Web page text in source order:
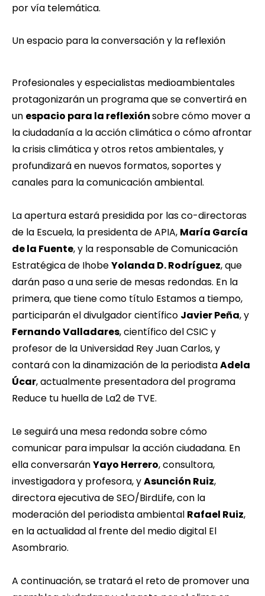
por vía telemática.
Un espacio para la conversación y la reflexión
Profesionales y especialistas medioambientales
protagonizarán un programa que se convertirá en
un espacio para la reflexiónsobre cómo mover a
la ciudadanía a la acción climática o cómo afrontar
la crisis climática y otros retos ambientales, y
profundizará en nuevos formatos, soportes y
canales para la comunicación ambiental.
La apertura estará presidida por las co-directoras
de la Escuela, la presidenta de APIA, María García
de la Fuente, y la responsable de Comunicación
Estratégica de IhobeYolanda D. Rodríguez, que
darán paso a una serie de mesas redondas. En la
primera, que tiene como título Estamos a tiempo,
participarán el divulgador científico Javier Peña, y
Fernando Valladares, científico del CSIC y
profesor de la Universidad Rey Juan Carlos, y
contará con la dinamización de la periodistaAdela
Úcar, actualmente presentadora del programa
Reduce tu huella de La2 de TVE.
Le seguirá una mesa redonda sobre cómo
comunicar para impulsar la acción ciudadana. En
ella conversaránYayo Herrero, consultora,
investigadora y profesora, yAsunción Ruiz,
directora ejecutiva de SEO/BirdLife, con la
moderación del periodista ambiental Rafael Ruiz,
en la actualidad al frente del medio digital El
Asombrario.
A continuación, se tratará el reto de promover una